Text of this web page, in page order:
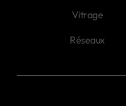
Vitrage
Réseaux